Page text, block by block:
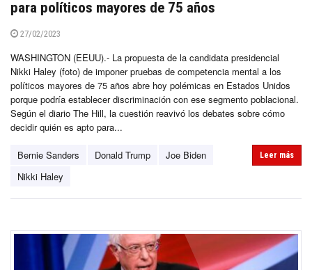
para políticos mayores de 75 años
27/02/2023
WASHINGTON (EEUU).- La propuesta de la candidata presidencial
Nikki Haley (foto) de imponer pruebas de competencia mental a los
políticos mayores de 75 años abre hoy polémicas en Estados Unidos
porque podría establecer discriminación con ese segmento poblacional.
Según el diario The Hill, la cuestión reavivó los debates sobre cómo
decidir quién es apto para...
Bernie Sanders Donald Trump
Joe Biden
Nikki Haley
Leer más